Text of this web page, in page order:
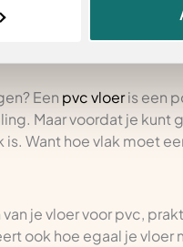
Een pvc vloeris een
Maar voordat je kunt
Want hoe vlak moet
je vloer voor pvc,
ook hoe egaal je vloer